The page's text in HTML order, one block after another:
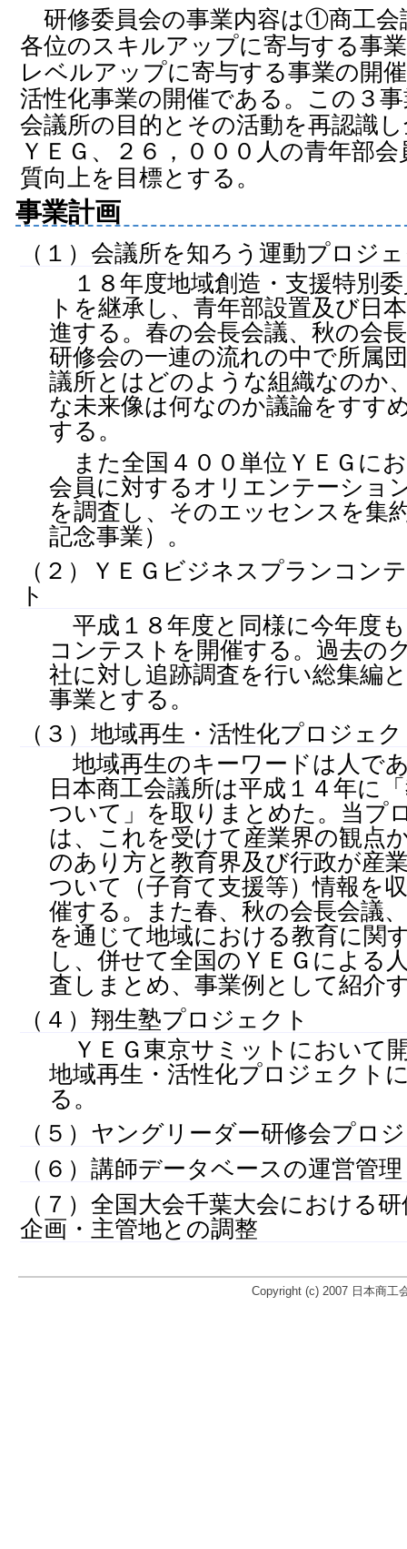
研修委員会の事業内容は①商工会
各位のスキルアップに寄与する事
レベルアップに寄与する事業の開
活性化事業の開催である。この３
会議所の目的とその活動を再認識
ＹＥＧ、２６，０００人の青年部
質向上を目標とする。
事業計画
（１）会議所を知ろう運動プロジ
１８年度地域創造・支援特別
トを継承し、青年部設置及び日
進する。春の会長会議、秋の会
研修会の一連の流れの中で所属
議所とはどのような組織なのか
な未来像は何なのか議論をすす
する。
また全国４００単位ＹＥＧに
会員に対するオリエンテーショ
を調査し、そのエッセンスを集
記念事業）。
（２）ＹＥＧビジネスプランコン
ト
平成１８年度と同様に今年度
コンテストを開催する。過去の
社に対し追跡調査を行い総集編
事業とする。
（３）地域再生・活性化プロジェ
地域再生のキーワードは人で
日本商工会議所は平成１４年に
ついて」を取りまとめた。当プ
は、これを受けて産業界の観点
のあり方と教育界及び行政が産
ついて（子育て支援等）情報を
催する。また春、秋の会長会議
を通じて地域における教育に関
し、併せて全国のＹＥＧによる
査しまとめ、事業例として紹介
（４）翔生塾プロジェクト
ＹＥＧ東京サミットにおいて
地域再生・活性化プロジェクト
る。
（５）ヤングリーダー研修会プロ
（６）講師データベースの運営管理
（７）全国大会千葉大会における
企画・主管地との調整
Copyright (c) 2007 日本商工